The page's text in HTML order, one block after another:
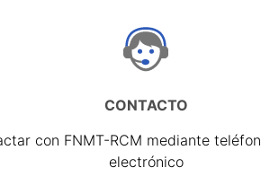
CONTACTO
con FNMT-RCM mediante
electrónico